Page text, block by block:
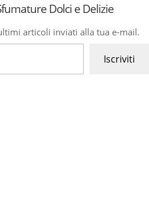
Dolci e Delizie
articoli inviati alla tua e-mail.
Iscriviti